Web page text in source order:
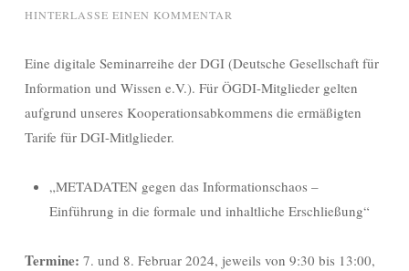
HINTERLASSE EINEN KOMMENTAR
Eine digitale Seminarreihe der DGI (Deutsche Gesellschaft für
Information und Wissen e.V.). Für ÖGDI-Mitglieder gelten
aufgrund unseres Kooperationsabkommens die ermäßigten
Tarife für DGI-Mitlglieder.
„METADATEN gegen das Informationschaos –
Einführung in die formale und inhaltliche Erschließung“
Termine: 7. und 8. Februar 2024, jeweils von 9:30 bis 13:00,